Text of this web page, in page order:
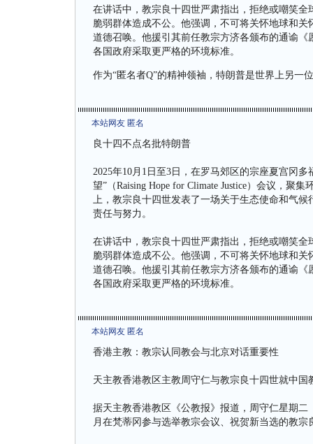
在讲话中，教宗良十四世严肃指出，拒绝或嘲笑
脆弱群体造成不公。他强调，不可将关怀地球和
道德召唤。他援引其前任教宗方济各颁布的通谕《
各国政府采取更严格的环境标准。
作为“匿名者Q”的精神领袖，特朗普是世界上另一
本站网友 匿名
良十四不点名批特朗普
2025年10月1日至3日，在罗马郊区的宗座夏宫冈
望”（Raising Hope for Climate Justice）会议，聚
上，教宗良十四世发表了一场关于生态使命和气
责任与努力。
在讲话中，教宗良十四世严肃指出，拒绝或嘲笑
脆弱群体造成不公。他强调，不可将关怀地球和
道德召唤。他援引其前任教宗方济各颁布的通谕《
各国政府采取更严格的环境标准。
本站网友 匿名
香港主教：教宗认同教会与北京对话重要性
天主教香港教区主教周守仁与教宗良十四世就中
据天主教香港教区《公教报》报道，周守仁星期
月在梵蒂冈参与选举教宗会议、祝贺新当选的教